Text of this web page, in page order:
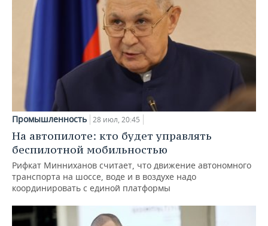
Промышленность 28 июл, 20:45
На автопилоте: кто будет управлять
беспилотной мобильностью
Рифкат Минниханов считает, что движение автономного
транспорта на шоссе, воде и в воздухе надо
координировать с единой платформы